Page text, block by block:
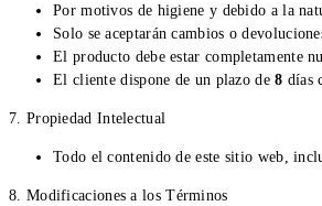
Por motivos de higiene y debido a la
Solo se aceptarán cambios o
El producto debe estar completamente
El cliente dispone de un plazo de8 días
7. Propiedad Intelectual
Todo el contenido de este sitio web,
8. Modificaciones a los Términos